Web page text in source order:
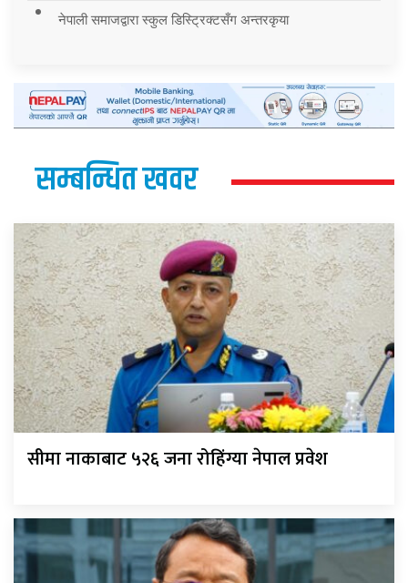
नेपाली समाजद्वारा स्कुल डिस्ट्रिक्टसँग अन्तरकृया
सम्बन्धित खवर
सीमा नाकाबाट ५२६ जना रोहिंग्या नेपाल प्रवेश